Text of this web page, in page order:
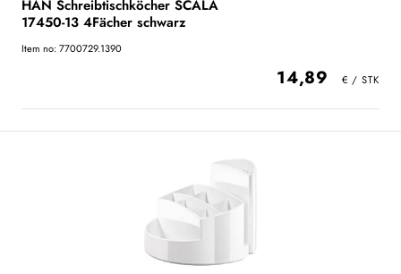
HAN Schreibtischköcher SCALA
17450-13 4Fächer schwarz
Item no: 7700729.1390
14,89